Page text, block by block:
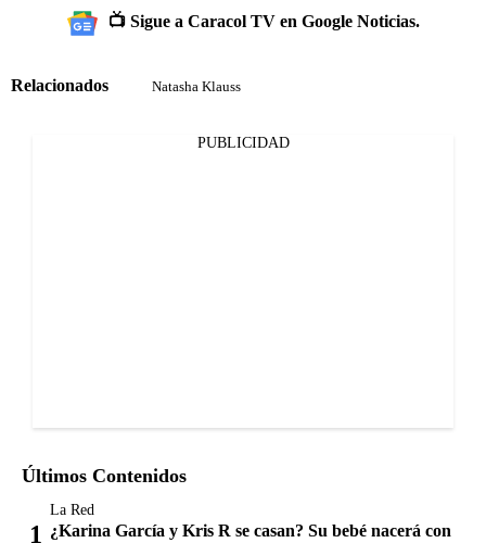
📺 Sigue a Caracol TV en Google Noticias.
Relacionados Natasha Klauss
PUBLICIDAD
Últimos Contenidos
La Red
¿Karina García y Kris R se casan? Su bebé nacerá con